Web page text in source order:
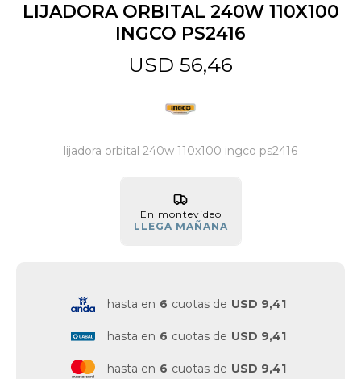
LIJADORA ORBITAL 240W 110X100
INGCO PS2416
USD 56,46
lijadora orbital 240w 110x100 ingco ps2416
En montevideo
LLEGA MAÑANA
hasta en 6 cuotas de USD 9,41
hasta en 6 cuotas de USD 9,41
hasta en 6 cuotas de USD 9,41
Mascotas
Vestimenta y calzado